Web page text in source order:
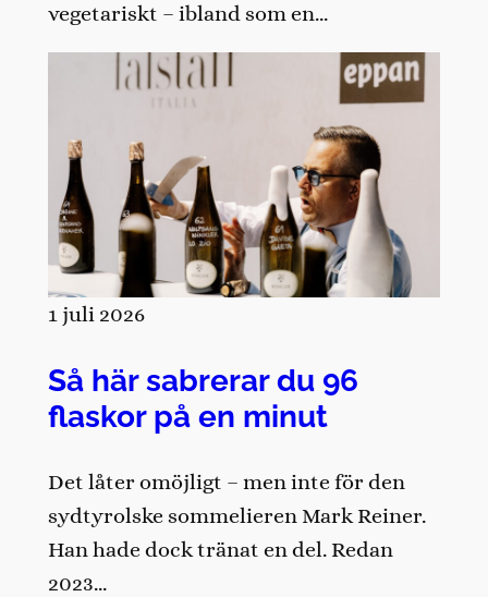
vegetariskt – ibland som en…
1 juli 2026
Så här sabrerar du 96
flaskor på en minut
Det låter omöjligt – men inte för den
sydtyrolske sommelieren Mark Reiner.
Han hade dock tränat en del. Redan
2023…